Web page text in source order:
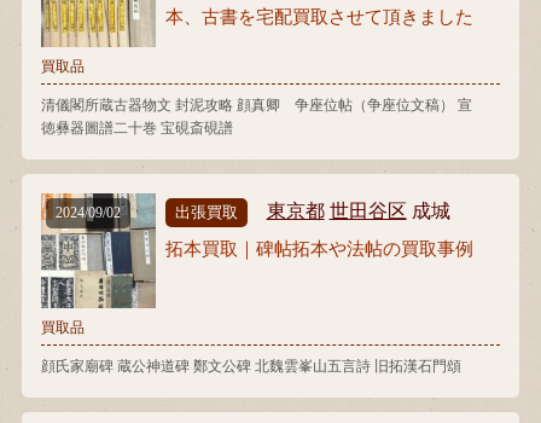
本、古書を宅配買取させて頂きました
買取品
清儀閣所蔵古器物文 封泥攻略 顔真卿 争座位帖（争座位文稿） 宣
徳彝器圖譜二十巻 宝硯斎硯譜
出張買取 東京都 世田谷区 成城
拓本買取｜碑帖拓本や法帖の買取事例
買取品
顔氏家廟碑 蔵公神道碑 鄭文公碑 北魏雲峯山五言詩 旧拓漢石門頌
2024/09/02